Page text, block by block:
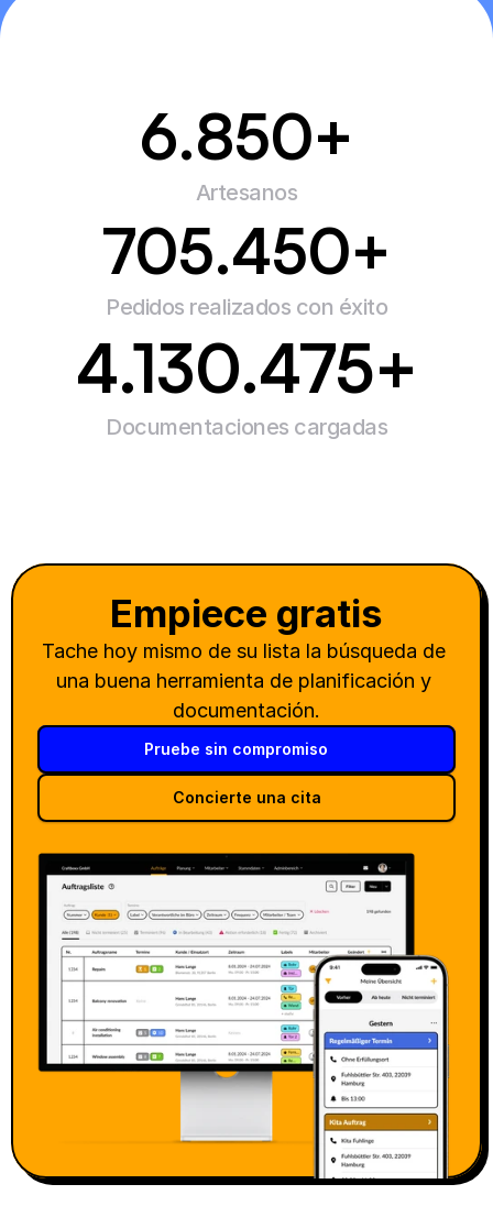
6.850+
Artesanos
705.450+
Pedidos realizados con éxito
4.130.475+
Documentaciones cargadas
Empiece gratis
Tache hoy mismo de su lista la búsqueda de
una buena herramienta de planificación y
documentación.
Pruebe sin compromiso
Concierte una cita